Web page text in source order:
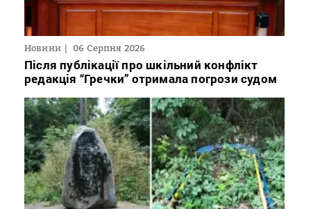
Новини 06 Серпня 2026
Після публікації про шкільний конфлікт
редакція “Гречки” отримала погрози судом